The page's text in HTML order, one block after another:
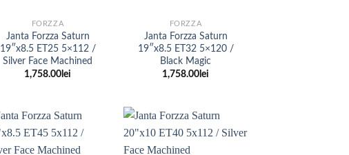
FORZZA
Janta Forzza Saturn
19″x8.5 ET25 5×112 /
Silver Face Machined
1,758.00 lei
FORZZA
Janta Forzza Saturn
19″x8.5 ET32 5×120 /
Black Magic
1,758.00 lei